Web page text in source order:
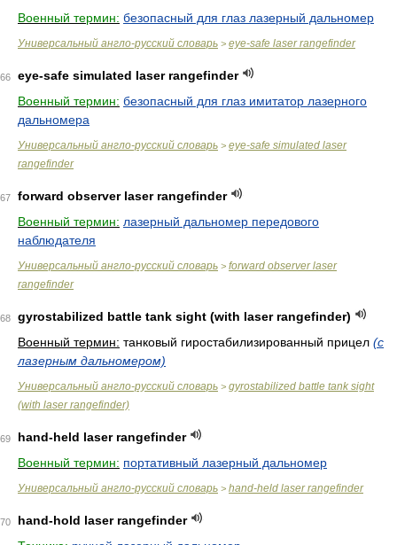
Военный термин: безопасный для глаз лазерный дальномер
Универсальный англо-русский словарь > eye-safe laser rangefinder
66
eye-safe simulated laser rangefinder
Военный термин: безопасный для глаз имитатор лазерного
дальномера
Универсальный англо-русский словарь > eye-safe simulated laser
rangefinder
67
forward observer laser rangefinder
Военный термин: лазерный дальномер передового
наблюдателя
Универсальный англо-русский словарь > forward observer laser
rangefinder
68
gyrostabilized battle tank sight (with laser rangefinder)
Военный термин: танковый гиростабилизированный прицел (с
лазерным дальномером)
Универсальный англо-русский словарь > gyrostabilized battle tank sight
(with laser rangefinder)
69
hand-held laser rangefinder
Военный термин: портативный лазерный дальномер
Универсальный англо-русский словарь > hand-held laser rangefinder
70
hand-hold laser rangefinder